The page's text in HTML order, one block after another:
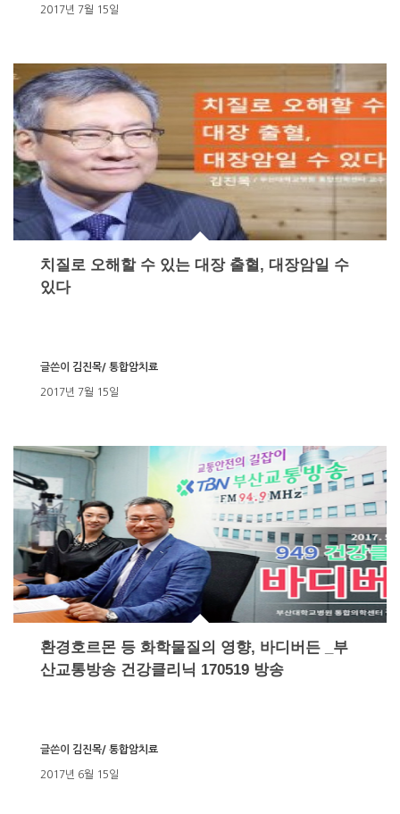
2017년 7월 15일
치질로 오해할 수 있는 대장 출혈, 대장암일 수
있다
2017년 7월 15일
글쓴이 김진목/ 통합암치료
환경호르몬 등 화학물질의 영향, 바디버든 _부
산교통방송 건강클리닉 170519 방송
2017년 6월 15일
글쓴이 김진목/ 통합암치료